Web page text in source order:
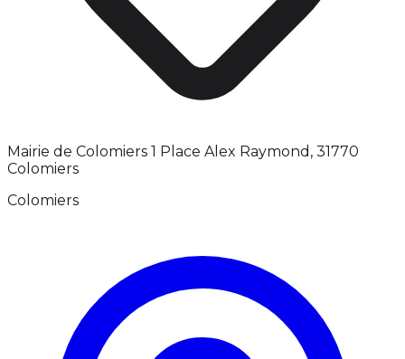
Mairie de Colomiers 1 Place Alex Raymond, 31770
Colomiers
Colomiers